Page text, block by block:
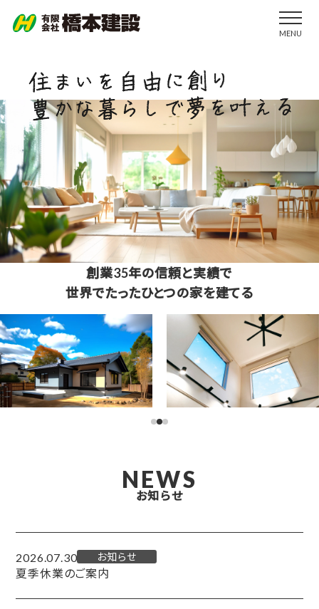
MENU
創業35年の信頼と実績で
世界でたったひとつの家を建てる
お知らせ
NEWS
2026.07.30 お知らせ
夏季休業のご案内